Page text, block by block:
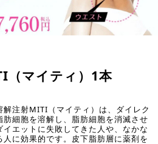
（マイティ）1本
注射MITI（マイティ）は、ダイレク
肪細胞を溶解し、脂肪細胞を消滅させ
エットに失敗してきた人や、なかな
に効果的です。皮下脂肪層に薬剤を